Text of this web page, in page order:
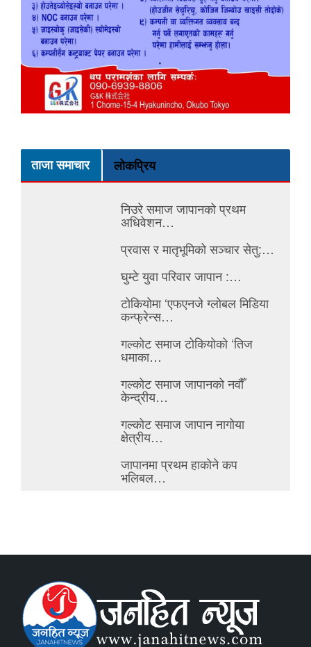
ताजा समाचार लोकप्रिय
निउरे समाज जापानको प्रथम
अधिवेशन…
प्रवास र मातृभूमिको सञ्चार सेतु:…
घुम्टे युवा परिवार जापान :…
टोकियोमा ‘एफएनजे ग्लोबल मिडिया
कन्फ्रेन्स…
गल्कोट समाज टोकियोको ‘तिज
धमाका…
गल्कोट समाज जापानको नवौँ
केन्द्रीय…
गल्कोट समाज जापान नागोया
क्षेत्रीय…
जापानमा प्रथम हाकोने कप
भलिबल…